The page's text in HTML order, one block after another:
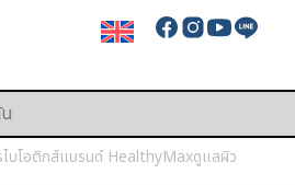
บโอติกส์แบรนด์ HealthyMaxดูแลผิว